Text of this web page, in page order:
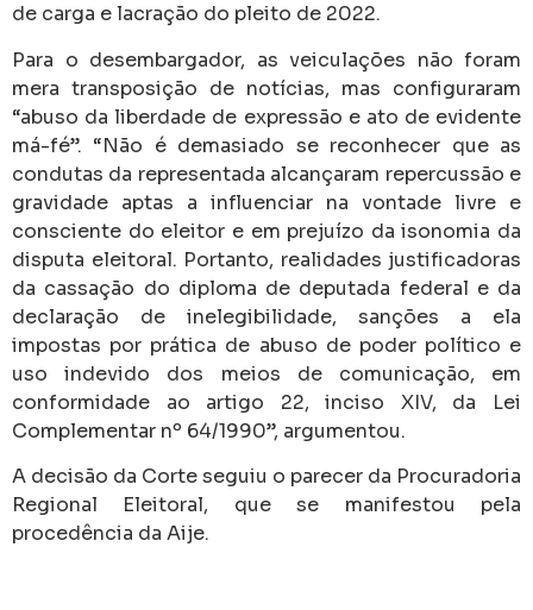
de carga e lacração do pleito de 2022.
Para o desembargador, as veiculações não foram
mera transposição de notícias, mas configuraram
“abuso da liberdade de expressão e ato de evidente
má-fé”. “Não é demasiado se reconhecer que as
condutas da representada alcançaram repercussão e
gravidade aptas a influenciar na vontade livre e
consciente do eleitor e em prejuízo da isonomia da
disputa eleitoral. Portanto, realidades justificadoras
da cassação do diploma de deputada federal e da
declaração de inelegibilidade, sanções a ela
impostas por prática de abuso de poder político e
uso indevido dos meios de comunicação, em
conformidade ao artigo 22, inciso XIV, da Lei
Complementar nº 64/1990”, argumentou.
A decisão da Corte seguiu o parecer da Procuradoria
Regional Eleitoral, que se manifestou pela
procedência da Aije.